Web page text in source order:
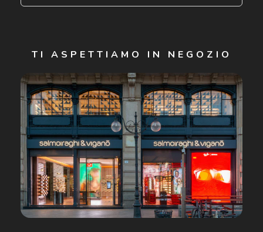
Cliccando su "Iscriviti", confermo di avere più di 16 anni e
acconsento all'utilizzo dei miei Dati Personali da parte di
Luxottica Group S.p.A. per l'invio di offerte speciali, novità
ed altre comunicazioni di carattere pubblicitario (consultare
Informativa sulla privacyper ulteriori informazioni).
TI ASPETTIAMO IN NEGOZIO